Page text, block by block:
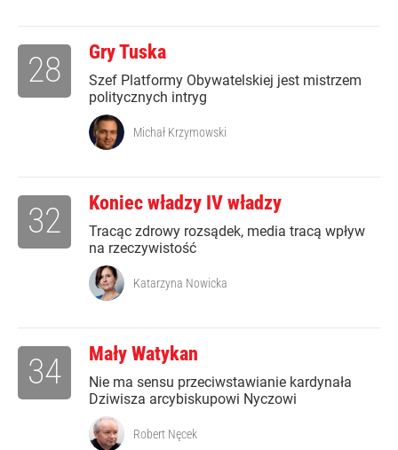
Gry Tuska
Szef Platformy Obywatelskiej jest mistrzem
politycznych intryg
28
Michał Krzymowski
Koniec władzy IV władzy
Tracąc zdrowy rozsądek, media tracą wpływ
na rzeczywistość
32
Katarzyna Nowicka
Mały Watykan
Nie ma sensu przeciwstawianie kardynała
Dziwisza arcybiskupowi Nyczowi
34
Robert Nęcek